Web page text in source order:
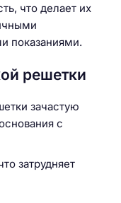
что делает их
показаниями.
решетки
зачастую
с
затрудняет